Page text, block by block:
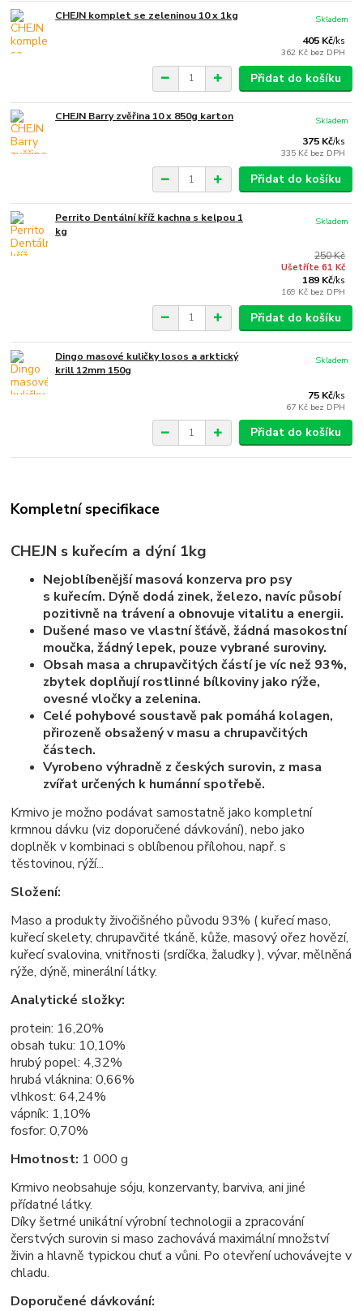
CHEJN komplet se zeleninou 10 x 1kg
405 Kč/ks
362 Kč bez DPH
Skladem
Přidat do košíku
CHEJN Barry zvěřina 10 x 850g karton
375 Kč/ks
335 Kč bez DPH
Skladem
Přidat do košíku
Perrito Dentální kříž kachna s kelpou 1
kg
250 Kč
Ušetříte 61 Kč
189 Kč/ks
169 Kč bez DPH
Skladem
Přidat do košíku
Dingo masové kuličky losos a arktický
krill 12mm 150g
75 Kč/ks
67 Kč bez DPH
Skladem
Přidat do košíku
Kompletní specifikace
CHEJN s kuřecím a dýní 1kg
Nejoblíbenější masová konzerva pro psy
s kuřecím. Dýně dodá zinek, železo, navíc působí
pozitivně na trávení a obnovuje vitalitu a energii.
Dušené maso ve vlastní šťávě, žádná masokostní
moučka, žádný lepek, pouze vybrané suroviny.
Obsah masa a chrupavčitých částí je víc než 93%,
zbytek doplňují rostlinné bílkoviny jako rýže,
ovesné vločky a zelenina.
Celé pohybové soustavě pak pomáhá kolagen,
přirozeně obsažený v masu a chrupavčitých
částech.
Vyrobeno výhradně z českých surovin, z masa
zvířat určených k humánní spotřebě.
Krmivo je možno podávat samostatně jako kompletní
krmnou dávku (viz doporučené dávkování), nebo jako
doplněk v kombinaci s oblíbenou přílohou, např. s
těstovinou, rýží...
Složení:
Maso a produkty živočišného původu 93% ( kuřecí maso,
kuřecí skelety, chrupavčité tkáně, kůže, masový ořez hovězí,
kuřecí svalovina, vnitřnosti (srdíčka, žaludky ), vývar, mělněná
rýže, dýně, minerální látky.
Analytické složky:
protein: 16,20%
obsah tuku: 10,10%
hrubý popel: 4,32%
hrubá vláknina: 0,66%
vlhkost: 64,24%
vápník: 1,10%
fosfor: 0,70%
Hmotnost: 1 000 g
Krmivo neobsahuje sóju, konzervanty, barviva, ani jiné
přídatné látky.
Díky šetrné unikátní výrobní technologii a zpracování
čerstvých surovin si maso zachovává maximální množství
živin a hlavně typickou chuť a vůni. Po otevření uchovávejte v
chladu.
Doporučené dávkování: